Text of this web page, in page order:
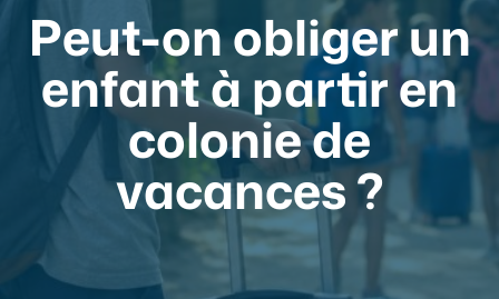
Peut-on obliger un
enfant à partir en
colonie de
vacances ?